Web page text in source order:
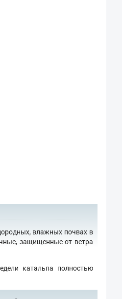
влажных почвах в
защищенные от ветра
катальпа полностью